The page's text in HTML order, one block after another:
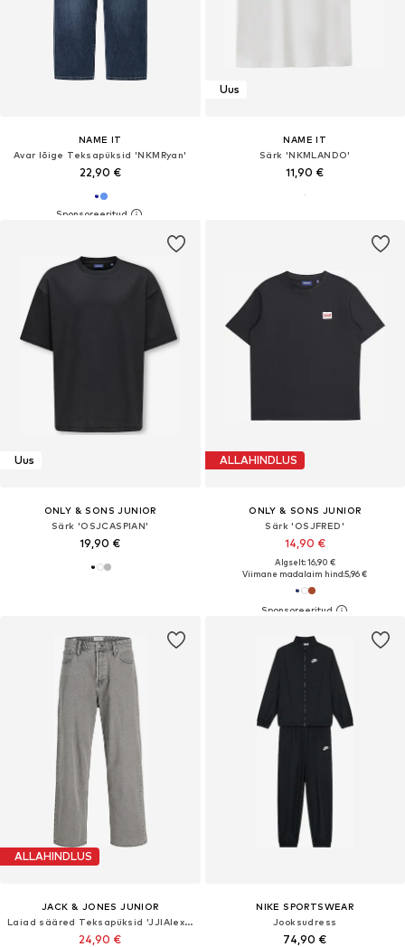
NAME IT
Avar lõige Teksapüksid 'NKMRyan'
22,90 €
Uus
NAME IT
Särk 'NKMLANDO'
11,90 €
Uus
ONLY & SONS JUNIOR
Särk 'OSJCASPIAN'
19,90 €
ALLAHINDLUS
ONLY & SONS JUNIOR
Särk 'OSJFRED'
14,90 €
Algselt: 16,90 €
Viimane madalaim hind:5,96 €
ALLAHINDLUS
JACK & JONES JUNIOR
Laiad sääred Teksapüksid 'JJIAlex JJOraginal'
24,90 €
NIKE SPORTSWEAR
Jooksudress
74,90 €